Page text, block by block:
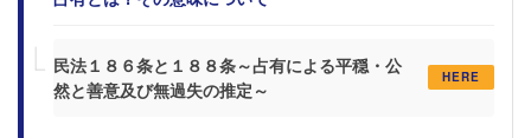
民法１８６条と１８８条～占有による平穏・公
然と善意及び無過失の推定～
HERE